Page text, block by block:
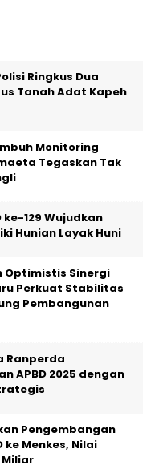
Ringkus Dua
Tanah Adat Kapeh
Monitoring
Tegaskan Tak
ke-129 Wujudkan
Hunian Layak Huni
Optimistis Sinergi
Perkuat Stabilitas
Pembangunan
Ranperda
APBD 2025 dengan
Pengembangan
ke Menkes, Nilai
Miliar